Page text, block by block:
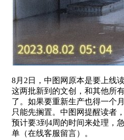
8月2日，中图网原本是要上线
这两批新到的文创，和其他所
了。如果要重新生产也得一个
只能先搁置。中图网提醒读者
预计要3到4周的时间来处理，
单（在线客服留言）。